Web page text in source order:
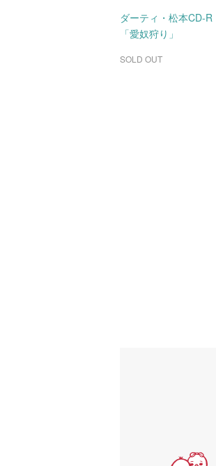
ダーティ・松本CD-R
「愛奴狩り」
SOLD OUT